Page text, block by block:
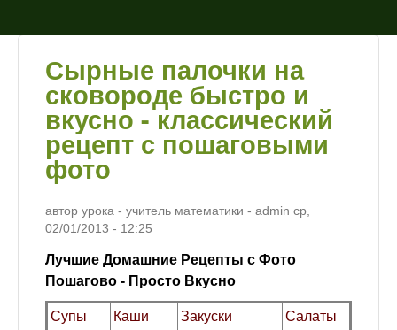
4 5 6 класс
Сырные палочки на
сковороде быстро и
вкусно - классический
рецепт с пошаговыми
фото
автор урока - учитель математики - admin ср,
02/01/2013 - 12:25
Лучшие Домашние Рецепты с Фото
Пошагово - Просто Вкусно
Супы Каши Закуски
Салаты